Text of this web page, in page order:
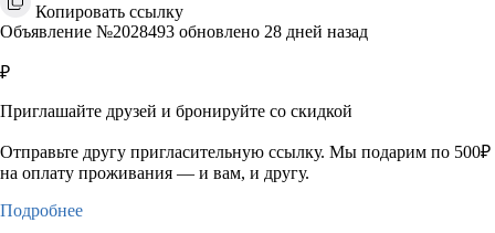
Копировать ссылку
Объявление №2028493 обновлено 28 дней назад
₽
Приглашайте друзей и бронируйте со скидкой
Отправьте другу пригласительную ссылку. Мы подарим по 500₽
на оплату проживания — и вам, и другу.
Подробнее